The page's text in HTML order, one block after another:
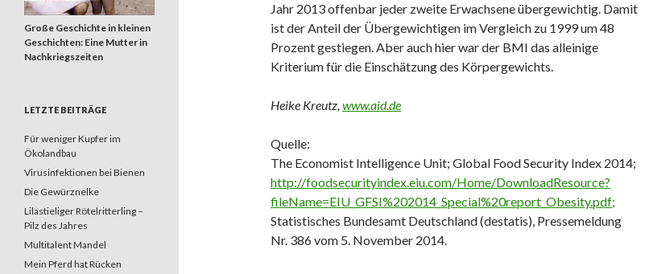
Jahr 2013 offenbar jeder zweite Erwachsene übergewichtig. Damit
ist der Anteil der Übergewichtigen im Vergleich zu 1999 um 48
Prozent gestiegen. Aber auch hier war der BMI das alleinige
Kriterium für die Einschätzung des Körpergewichts.
Heike Kreutz, www.aid.de
Quelle:
The Economist Intelligence Unit; Global Food Security Index 2014;
http://foodsecurityindex.eiu.com/Home/DownloadResource?
fileName=EIU_GFSI%202014_Special%20report_Obesity.pdf;
Statistisches Bundesamt Deutschland (destatis), Pressemeldung
Nr. 386 vom 5. November 2014.
Große Geschichte in kleinen
Geschichten: Eine Mutter in
Nachkriegszeiten
LETZTE BEITRÄGE
Für weniger Kupfer im
Ökolandbau
Virusinfektionen bei Bienen
Die Gewürznelke
Lilastieliger Rötelritterling –
Pilz des Jahres
Multitalent Mandel
Mein Pferd hat Rücken